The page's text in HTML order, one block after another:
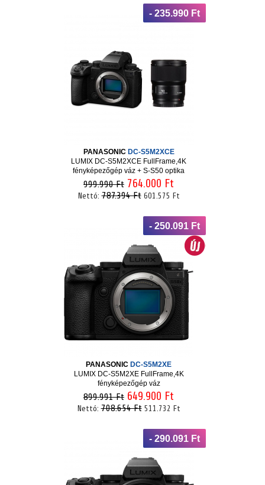
- 235.990 Ft
PANASONIC DC-S5M2XCE
LUMIX DC-S5M2XCE FullFrame,4K
fényképezőgép váz + S-S50 optika
999.990 Ft 764.000 Ft
Nettó:787.394 Ft 601.575 Ft
- 250.091 Ft
PANASONIC DC-S5M2XE
LUMIX DC-S5M2XE FullFrame,4K
fényképezőgép váz
899.991 Ft 649.900 Ft
Nettó:708.654 Ft 511.732 Ft
- 290.091 Ft